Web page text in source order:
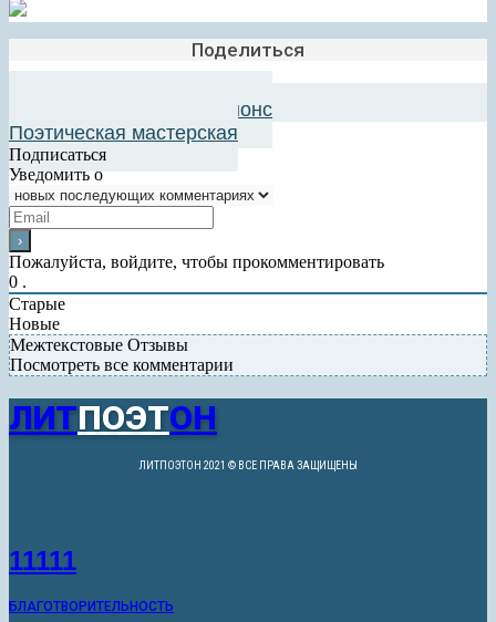
Поделиться
Добавить в авторский анонс
Поэтическая мастерская
Подписаться
Уведомить о
Пожалуйста, войдите, чтобы прокомментировать
0 .
Старые
Новые
Межтекстовые Отзывы
Посмотреть все комментарии
ЛИТПОЭТОН
ЛИТПОЭТОН 2021 © ВСЕ ПРАВА ЗАЩИЩЕНЫ
11111
БЛАГОТВОРИТЕЛЬНОСТЬ